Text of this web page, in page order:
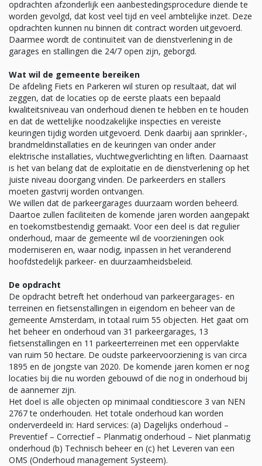
opdrachten afzonderlijk een aanbestedingsprocedure diende te
worden gevolgd, dat kost veel tijd en veel ambtelijke inzet. Deze
opdrachten kunnen nu binnen dit contract worden uitgevoerd.
Daarmee wordt de continuïteit van de dienstverlening in de
garages en stallingen die 24/7 open zijn, geborgd.
Wat wil de gemeente bereiken
De afdeling Fiets en Parkeren wil sturen op resultaat, dat wil
zeggen, dat de locaties op de eerste plaats een bepaald
kwaliteitsniveau van onderhoud dienen te hebben en te houden
en dat de wettelijke noodzakelijke inspecties en vereiste
keuringen tijdig worden uitgevoerd. Denk daarbij aan sprinkler-,
brandmeldinstallaties en de keuringen van onder ander
elektrische installaties, vluchtwegverlichting en liften. Daarnaast
is het van belang dat de exploitatie en de dienstverlening op het
juiste niveau doorgang vinden. De parkeerders en stallers
moeten gastvrij worden ontvangen.
We willen dat de parkeergarages duurzaam worden beheerd.
Daartoe zullen faciliteiten de komende jaren worden aangepakt
en toekomstbestendig gemaakt. Voor een deel is dat regulier
onderhoud, maar de gemeente wil de voorzieningen ook
moderniseren en, waar nodig, inpassen in het veranderend
hoofdstedelijk parkeer- en duurzaamheidsbeleid.
De opdracht
De opdracht betreft het onderhoud van parkeergarages- en
terreinen en fietsenstallingen in eigendom en beheer van de
gemeente Amsterdam, in totaal ruim 55 objecten. Het gaat om
het beheer en onderhoud van 31 parkeergarages, 13
fietsenstallingen en 11 parkeerterreinen met een oppervlakte
van ruim 50 hectare. De oudste parkeervoorziening is van circa
1895 en de jongste van 2020. De komende jaren komen er nog
locaties bij die nu worden gebouwd of die nog in onderhoud bij
de aannemer zijn.
Het doel is alle objecten op minimaal conditiescore 3 van NEN
2767 te onderhouden. Het totale onderhoud kan worden
onderverdeeld in: Hard services: (a) Dagelijks onderhoud –
Preventief – Correctief – Planmatig onderhoud – Niet planmatig
onderhoud (b) Technisch beheer en (c) het Leveren van een
OMS (Onderhoud management Systeem).